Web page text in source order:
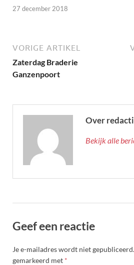
27 december 2018
VORIGE ARTIKEL
Zaterdag Braderie
Ganzenpoort
Over
Bekijk alle
Geef een reactie
Je e-mailadres wordt niet gepubliceerd.
gemarkeerd met *